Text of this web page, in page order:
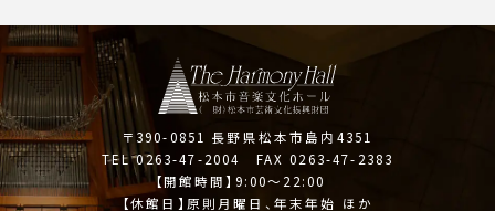
〒390-0851 長野県松本市島内4351
TEL 0263-47-2004 FAX 0263-47-2383
【開館時間】9:00～22:00
【休館日】原則月曜日、年末年始 ほか